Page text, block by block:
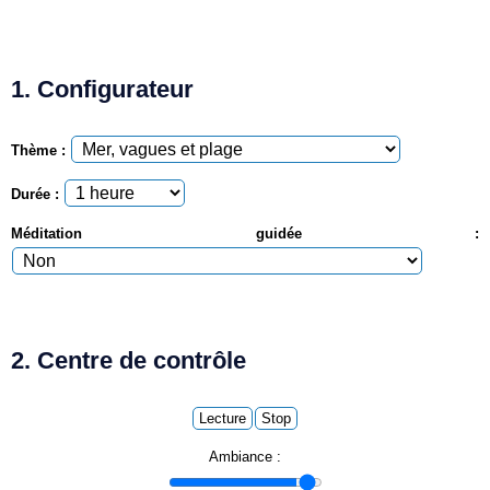
1. Configurateur
Thème :
Durée :
Méditation guidée :
2. Centre de contrôle
Lecture Stop
Ambiance :